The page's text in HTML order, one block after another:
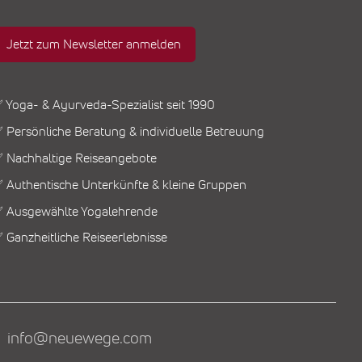
Jetzt zum Newsletter anmelden
Yoga- & Ayurveda-Spezialist seit 1990
Persönliche Beratung & individuelle Betreuung
Nachhaltige Reiseangebote
Authentische Unterkünfte & kleine Gruppen
Ausgewählte Yogalehrende
Ganzheitliche Reiseerlebnisse
info@neuewege.com